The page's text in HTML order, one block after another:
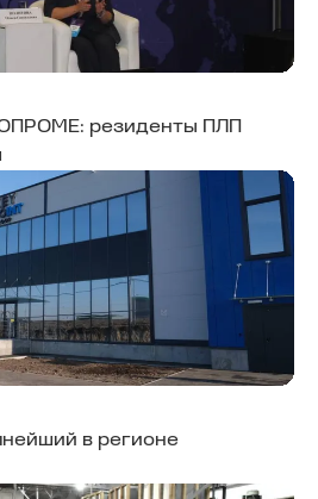
резиденты ПЛП
в регионе